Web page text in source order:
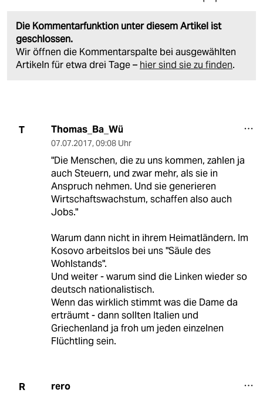
Die Kommentarfunktion unter diesem Artikel ist
geschlossen.
Wir öffnen die Kommentarspalte bei ausgewählten
Artikeln für etwa drei Tage – hier sind sie zu finden.
T Thomas_Ba_Wü
07.07.2017, 09:08 Uhr
"Die Menschen, die zu uns kommen, zahlen ja
auch Steuern, und zwar mehr, als sie in
Anspruch nehmen. Und sie generieren
Wirtschaftswachstum, schaffen also auch
Jobs."
Warum dann nicht in ihrem Heimatländern. Im
Kosovo arbeitslos bei uns "Säule des
Wohlstands".
Und weiter - warum sind die Linken wieder so
deutsch nationalistisch.
Wenn das wirklich stimmt was die Dame da
erträumt - dann sollten Italien und
Griechenland ja froh um jeden einzelnen
Flüchtling sein.
R rero